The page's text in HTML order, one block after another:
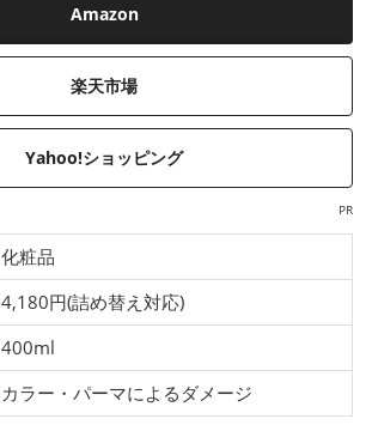
Amazon
楽天市場
Yahoo!ショッピング
PR
化粧品
4,180円(詰め替え対応)
400ml
カラー・パーマによるダメージ